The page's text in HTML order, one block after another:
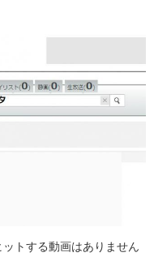
トする動画はありません